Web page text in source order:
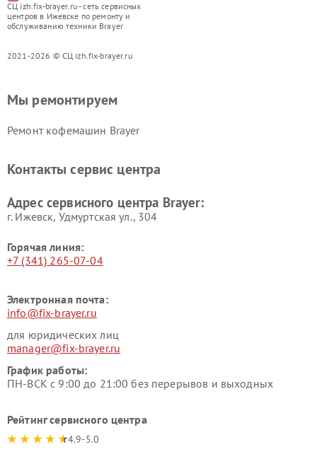
СЦ izh.fix-brayer.ru - сеть сервисных
центров в Ижевске по ремонту и
обслуживанию техники Brayer
2021-2026 © СЦ izh.fix-brayer.ru
Мы ремонтируем
Ремонт кофемашин Brayer
Контакты сервис центра
Адрес сервисного центра Brayer:
г. Ижевск, Удмуртская ул., 304
Горячая линия:
+7 (341) 265-07-04
Электронная почта:
info@fix-brayer.ru
для юридических лиц
manager@fix-brayer.ru
График работы:
ПН-ВСК с 9:00 до 21:00 без перерывов и выходных
Рейтинг сервисного центра
4.9-5.0